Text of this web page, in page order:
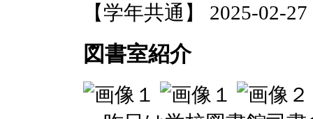
【学年共通】 2025-02-
図書室紹介